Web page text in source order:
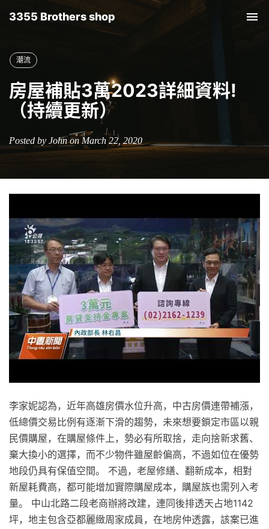
3355 Brothers shop
潮流
房屋補貼3萬2023詳細資料!
（持續更新）
Posted by John on March 22, 2020
李家妮認為，近年高雄房價水位升高，中古房價連帶補漲，
低總價交易比例有逐漸下滑的趨勢，未來想要鎖定市區以親
民價購屋，在購屋條件上，勢必有所取捨，走向捨新求舊、
棄大換小的選擇，而不少物件雖屋齡偏高，不過如位在優勢
地段仍具有保值空間。 不過，老屋修繕、翻新成本，相對
新屋耗費高，都可能增加實際購屋成本，購屋族也需列入考
量。 中山北路二段老商辦將改建，連同後排透天占地1142
坪，地主包含亞都麗緻周家成員，在地房仲透露，該案已進